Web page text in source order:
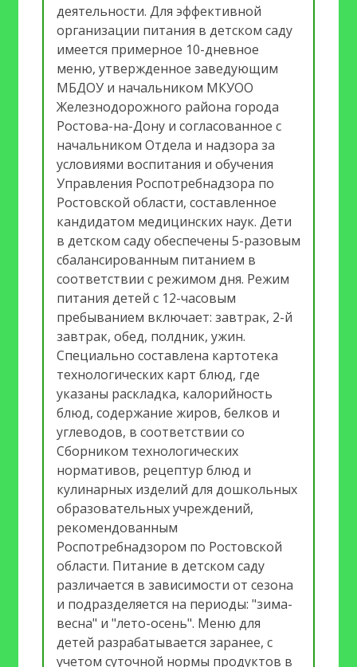
деятельности. Для эффективной
организации питания в детском саду
имеется примерное 10-дневное
меню, утвержденное заведующим
МБДОУ и начальником МКУОО
Железнодорожного района города
Ростова-на-Дону и согласованное с
начальником Отдела и надзора за
условиями воспитания и обучения
Управления Роспотребнадзора по
Ростовской области, составленное
кандидатом медицинских наук. Дети
в детском саду обеспечены 5-разовым
сбалансированным питанием в
соответствии с режимом дня. Режим
питания детей с 12-часовым
пребыванием включает: завтрак, 2-й
завтрак, обед, полдник, ужин.
Специально составлена картотека
технологических карт блюд, где
указаны раскладка, калорийность
блюд, содержание жиров, белков и
углеводов, в соответствии со
Сборником технологических
нормативов, рецептур блюд и
кулинарных изделий для дошкольных
образовательных учреждений,
рекомендованным
Роспотребнадзором по Ростовской
области. Питание в детском саду
различается в зависимости от сезона
и подразделяется на периоды: "зима-
весна" и "лето-осень". Меню для
детей разрабатывается заранее, с
учетом суточной нормы продуктов в